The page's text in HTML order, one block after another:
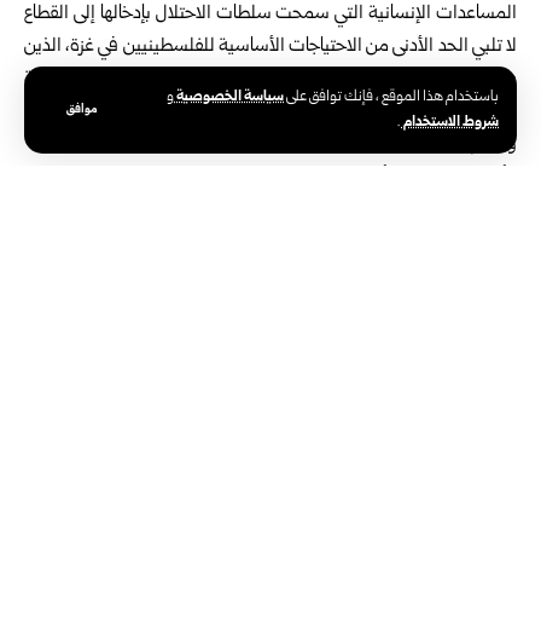
باستخدام هذا الموقع ، فإنك توافق علىسياسة الخصوصيةو
شروط الاستخدام.
موافق
المساعدات الإنسانية التي سمحت سلطات الاحتلال بإدخالها إلى القطاع
لا تلبي الحد الأدنى من الاحتياجات الأساسية للفلسطينيين في غزة، الذين
يعانون منذ عامين من حصار شامل وعدوان متواصل دمّر البنى التحتية
وفرض
واقعاً إنسانياً كارثياً.